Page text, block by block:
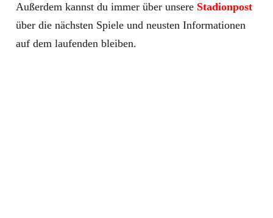
Außerdem kannst du immer über unsere Stadionpost
über die nächsten Spiele und neusten Informationen
auf dem laufenden bleiben.